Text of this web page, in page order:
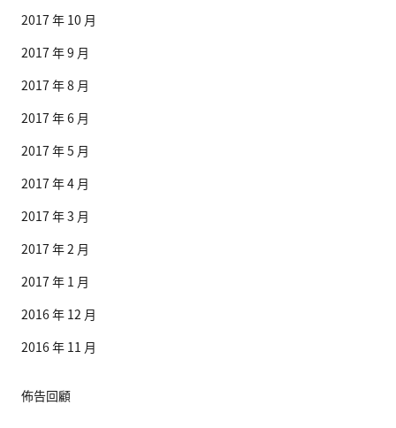
2017 年 10 月
2017 年 9 月
2017 年 8 月
2017 年 6 月
2017 年 5 月
2017 年 4 月
2017 年 3 月
2017 年 2 月
2017 年 1 月
2016 年 12 月
2016 年 11 月
佈告回顧